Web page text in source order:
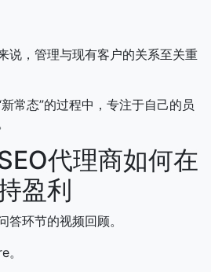
说，管理与现有客户的关系至关重
常态”的过程中，专注于自己的员
代理商如何在
盈利
答环节的视频回顾。